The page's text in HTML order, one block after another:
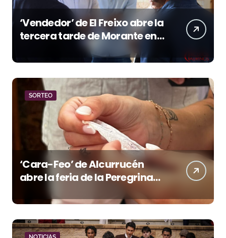
‘Vendedor’ de El Freixo abre la
tercera tarde de Morante en
la temporada portuense
SORTEO
‘Cara-Feo’ de Alcurrucén
abre la feria de la Peregrina